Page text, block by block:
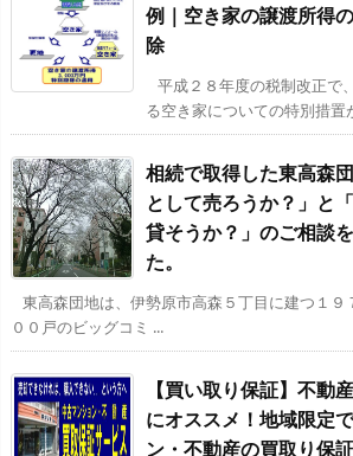
例｜空き家の譲渡所得
除
平成２８年度の税制改正で
る空き家についての特別措置
相続で取得した東高森
として売ろうか？」と
貸そうか？」のご相談
た。
東高森団地は、伊勢原市高森５丁目に建つ１９
００戸のビッグコミ ...
【買い取り保証】不動
にオススメ！地域限定
ン・不動産の買取り保